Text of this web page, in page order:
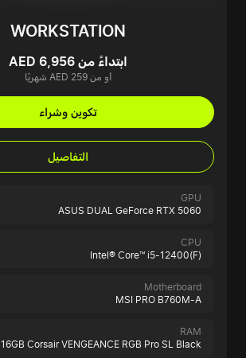
WORKSTATION
ابتداءً من AED 6,956
أو من AED 259 شهريًا
تكوين وشراء
التفاصيل
GPU
ASUS DUAL GeForce RTX 5060
CPU
Intel® Core™ i5-12400(F)
Motherboard
MSI PRO B760M-A
RAM
16GB Corsair VENGEANCE RGB Pro SL Black